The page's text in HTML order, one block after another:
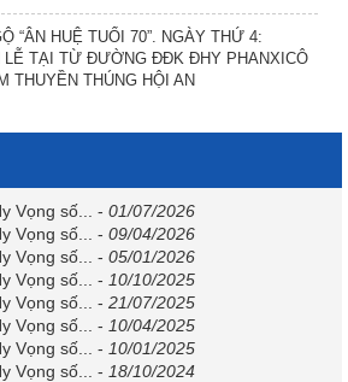
“ÂN HUỆ TUỔI 70”. NGÀY THỨ 4:
LỄ TẠI TỪ ĐƯỜNG ĐĐK ĐHY PHANXICÔ
THUYỀN THÚNG HỘI AN
Vọng số... - 01/07/2026
Vọng số...
- 09/04/2026
Vọng số...
- 05/01/2026
Vọng số...
- 10/10/2025
Vọng số...
- 21/07/2025
Vọng số...
- 10/04/2025
Vọng số...
- 10/01/2025
Vọng số...
- 18/10/2024